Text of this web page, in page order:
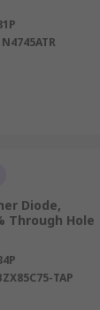
Diode,
Through Hole
TAP